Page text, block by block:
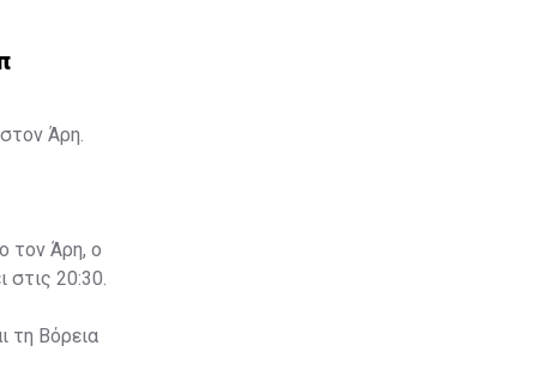
Άρη.
τον Άρη, ο
στις 20:30.
τη Βόρεια